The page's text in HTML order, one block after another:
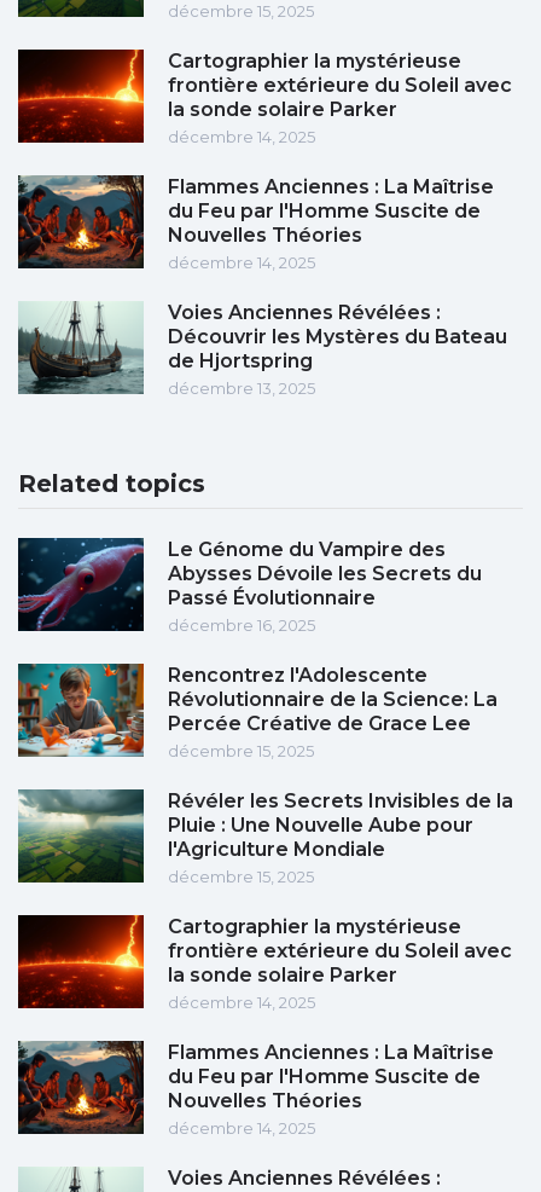
décembre 15, 2025
Cartographier la mystérieuse
frontière extérieure du Soleil avec
la sonde solaire Parker
décembre 14, 2025
Flammes Anciennes : La Maîtrise
du Feu par l'Homme Suscite de
Nouvelles Théories
décembre 14, 2025
Voies Anciennes Révélées :
Découvrir les Mystères du Bateau
de Hjortspring
décembre 13, 2025
Related topics
Le Génome du Vampire des
Abysses Dévoile les Secrets du
Passé Évolutionnaire
décembre 16, 2025
Rencontrez l'Adolescente
Révolutionnaire de la Science: La
Percée Créative de Grace Lee
décembre 15, 2025
Révéler les Secrets Invisibles de la
Pluie : Une Nouvelle Aube pour
l'Agriculture Mondiale
décembre 15, 2025
Cartographier la mystérieuse
frontière extérieure du Soleil avec
la sonde solaire Parker
décembre 14, 2025
Flammes Anciennes : La Maîtrise
du Feu par l'Homme Suscite de
Nouvelles Théories
décembre 14, 2025
Voies Anciennes Révélées :